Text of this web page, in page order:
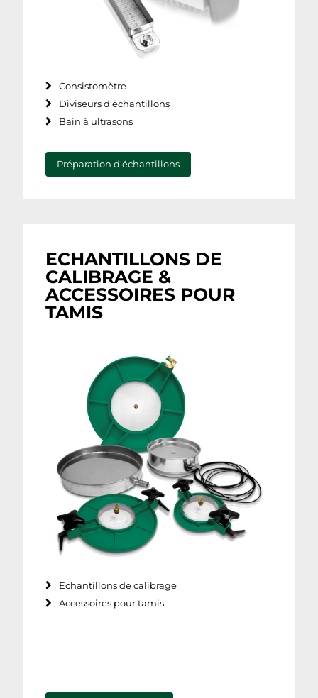
Consistomètre
Diviseurs d'échantillons
Bain à ultrasons
Préparation d'échantillons
ECHANTILLONS DE
CALIBRAGE &
ACCESSOIRES POUR
TAMIS
Echantillons de calibrage
Accessoires pour tamis